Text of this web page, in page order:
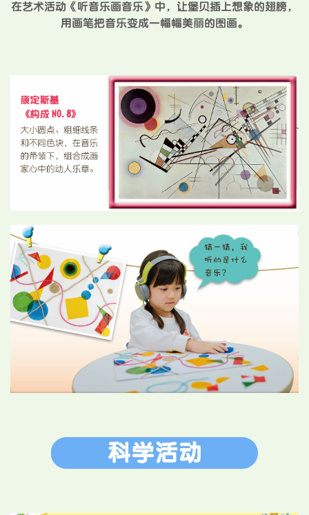
在艺术活动《听音乐画音乐》中，让堡贝插上想象的翅膀，
用画笔把音乐变成一幅幅美丽的图画。